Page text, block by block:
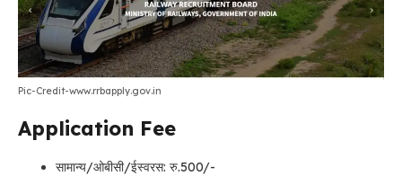
Pic-Credit-www.rrbapply.gov.in
Application Fee
सामान्य/ओबीसी/ईस्वरस: रु.500/-